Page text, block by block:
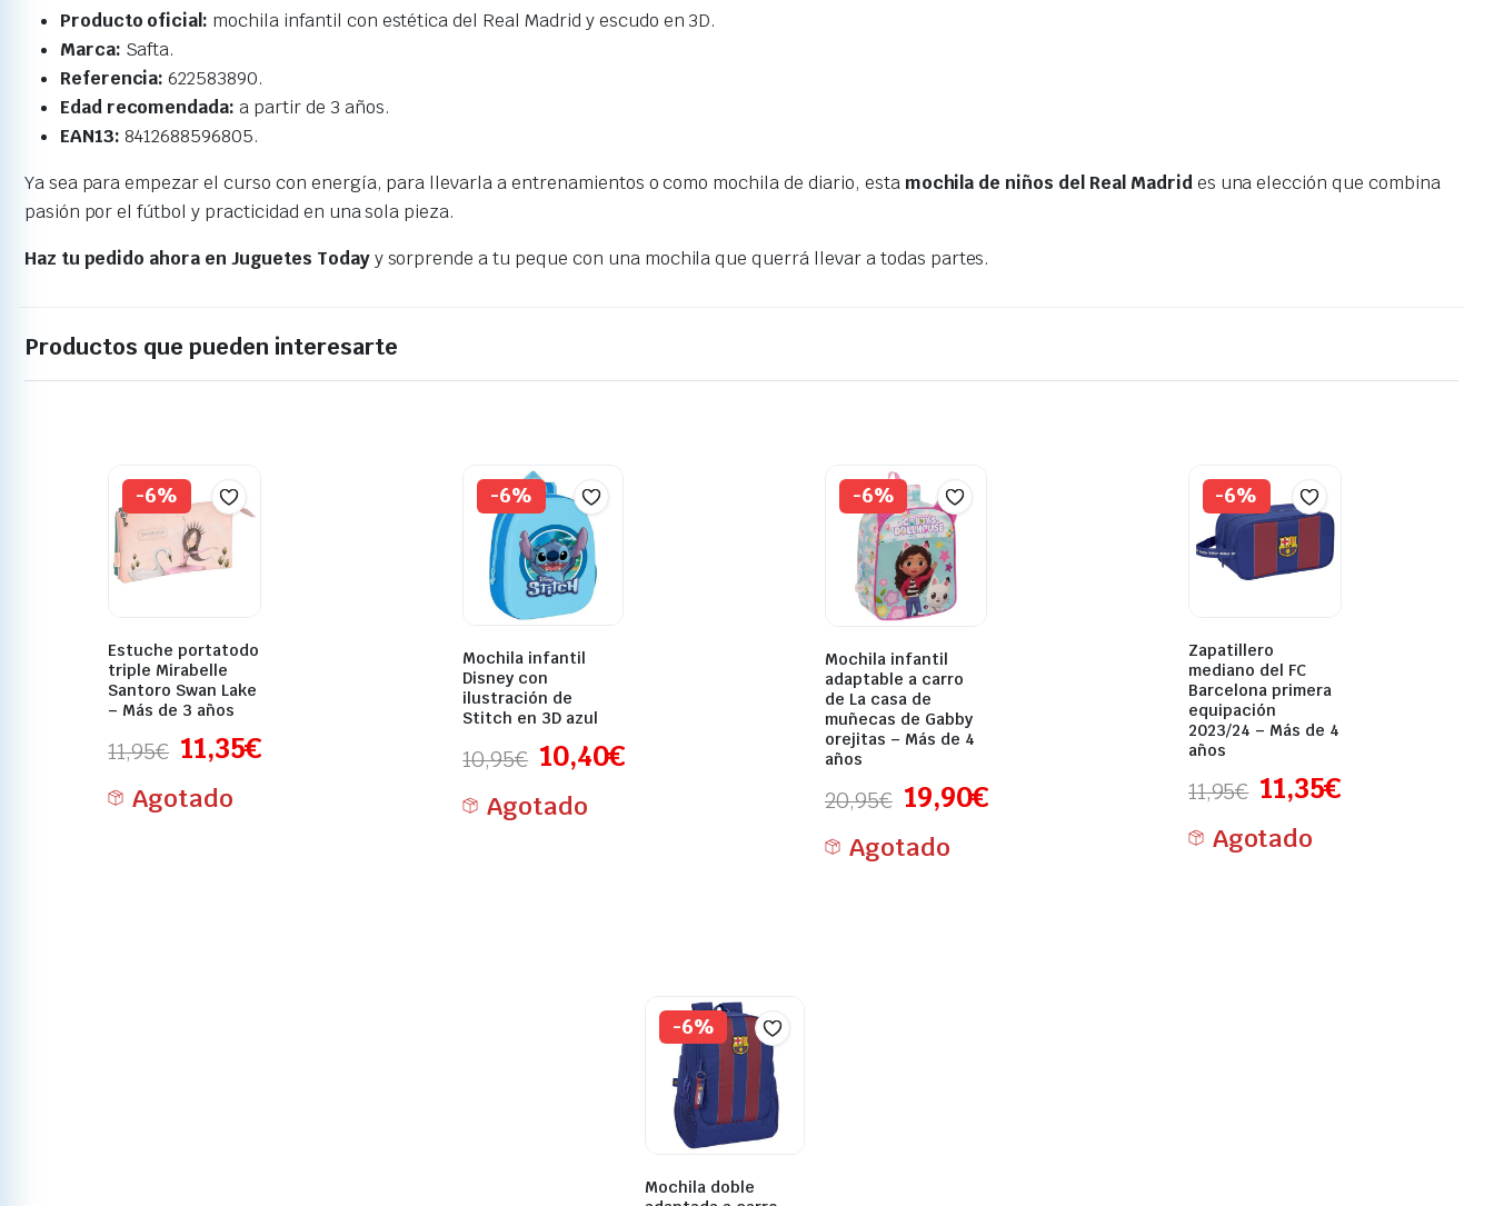
Producto oficial: mochila infantil con estética del Real Madrid y escudo en 3D.
Marca: Safta.
Referencia: 622583890.
Edad recomendada: a partir de 3 años.
EAN13: 8412688596805.
Ya sea para empezar el curso con energía, para llevarla a entrenamientos o como mochila de diario, esta mochila de niños del Real Madrides una elección que combina
pasión por el fútbol y practicidad en una sola pieza.
Haz tu pedido ahora en Juguetes Todayy sorprende a tu peque con una mochila que querrá llevar a todas partes.
Productos que pueden interesarte
-6%
Estuche portatodo
triple Mirabelle
Santoro Swan Lake
– Más de 3 años
11,95€ 11,35€
Agotado
-6%
Mochila infantil
Disney con
ilustración de
Stitch en 3D azul
10,95€ 10,40€
Agotado
-6%
Mochila infantil
adaptable a carro
de La casa de
muñecas de Gabby
orejitas – Más de 4
años
20,95€ 19,90€
Agotado
-6%
Zapatillero
mediano del FC
Barcelona primera
equipación
2023/24 – Más de 4
años
11,95€ 11,35€
Agotado
-6%
Mochila doble